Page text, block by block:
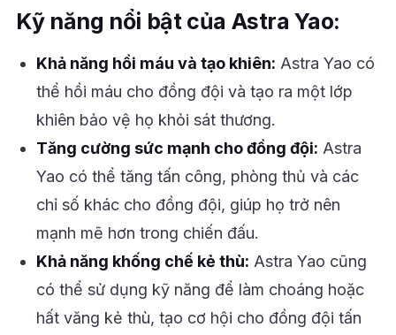
Kỹ năng nổi bật của Astra Yao:
Khả năng hồi máu và tạo khiên: Astra Yao có
thể hồi máu cho đồng đội và tạo ra một lớp
khiên bảo vệ họ khỏi sát thương.
Tăng cường sức mạnh cho đồng đội: Astra
Yao có thể tăng tấn công, phòng thủ và các
chỉ số khác cho đồng đội, giúp họ trở nên
mạnh mẽ hơn trong chiến đấu.
Khả năng khống chế kẻ thù: Astra Yao cũng
có thể sử dụng kỹ năng để làm choáng hoặc
hất văng kẻ thù, tạo cơ hội cho đồng đội tấn